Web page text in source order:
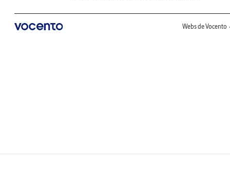
Webs de Vocento